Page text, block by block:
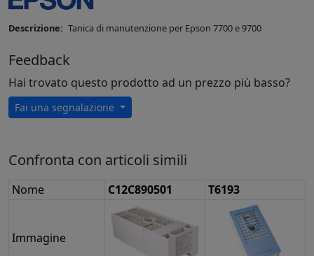
Descrizione: Tanica di manutenzione per Epson 7700 e 9700
Feedback
Hai trovato questo prodotto ad un prezzo più basso?
Fai una segnalazione
Confronta con articoli simili
Nome C12C890501 T6193
Immagine